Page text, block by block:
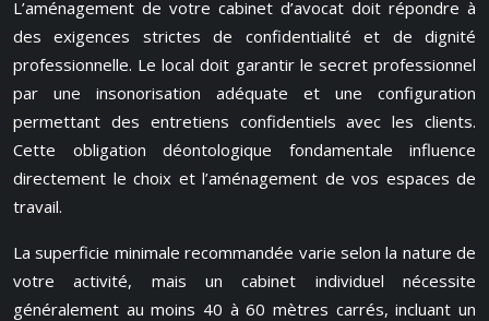
L’aménagement de votre cabinet d’avocat doit répondre à
des exigences strictes de confidentialité et de dignité
professionnelle. Le local doit garantir le secret professionnel
par une insonorisation adéquate et une configuration
permettant des entretiens confidentiels avec les clients.
Cette obligation déontologique fondamentale influence
directement le choix et l’aménagement de vos espaces de
travail.
La superficie minimale recommandée varie selon la nature de
votre activité, mais un cabinet individuel nécessite
généralement au moins 40 à 60 mètres carrés, incluant un